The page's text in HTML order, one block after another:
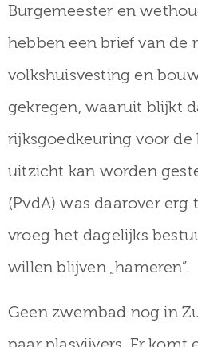
Burgemeester en
hebben een brief van de
volkshuisvesting en
gekregen, waaruit blijkt
rijksgoedkeuring voor
uitzicht kan worden
(PvdA) was daarover erg
vroeg het dagelijks
willen blijven „hameren”.
Geen zwembad nog in